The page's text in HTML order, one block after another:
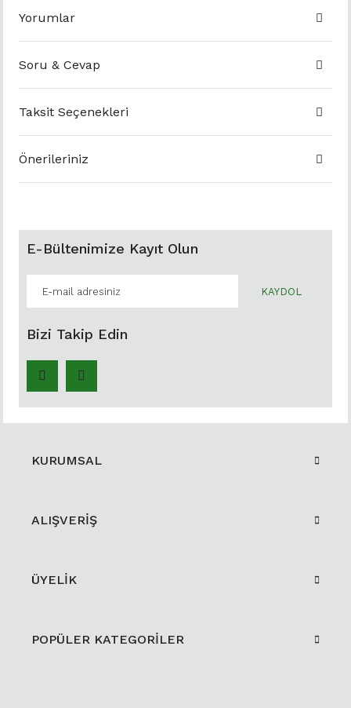
Yorumlar
Soru & Cevap
Taksit Seçenekleri
Önerileriniz
E-Bültenimize Kayıt Olun
KAYDOL
Bizi Takip Edin
KURUMSAL
ALIŞVERİŞ
ÜYELİK
POPÜLER KATEGORİLER